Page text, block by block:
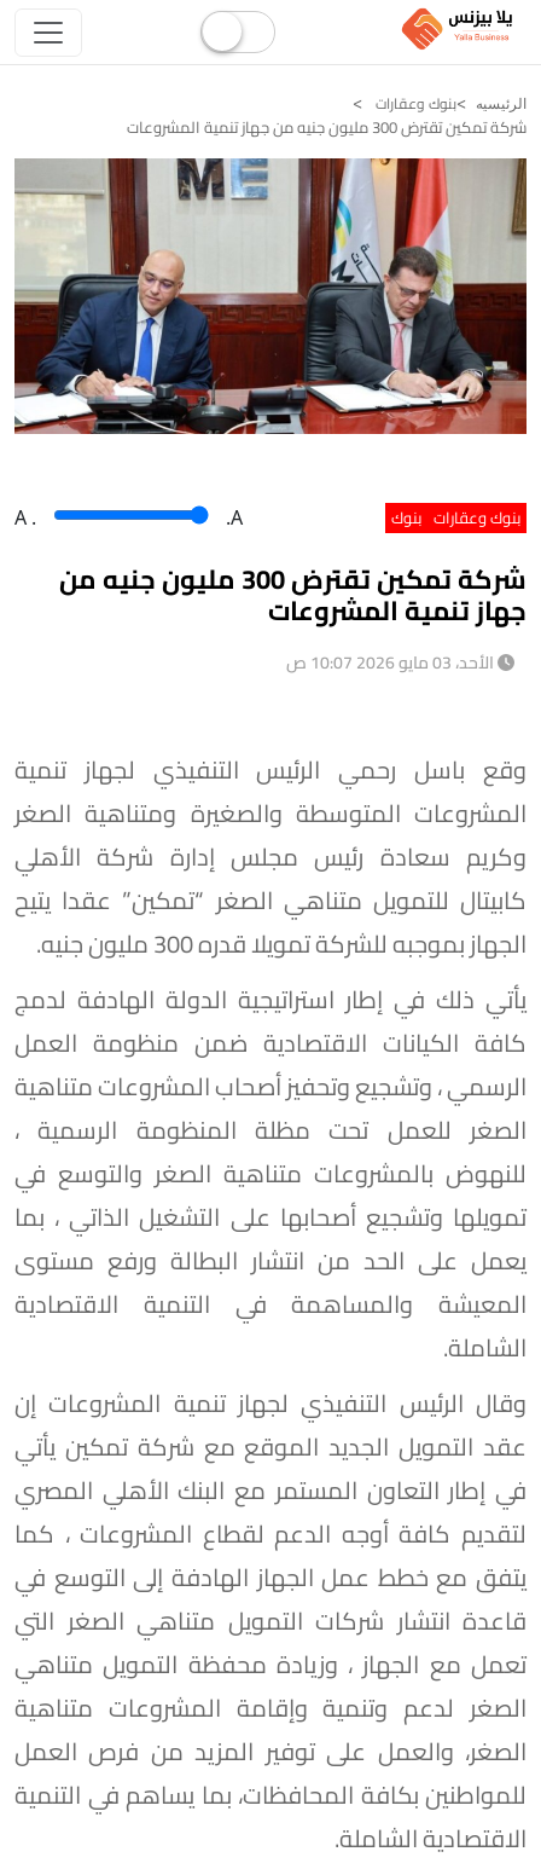
الرئيسيه بنوك وعقارات
شركة تمكين تقترض 300 مليون جنيه من جهاز تنمية المشروعات
بنوك وعقارات بنوك A . .A
شركة تمكين تقترض 300 مليون جنيه من
جهاز تنمية المشروعات
الأحد، 03 مايو 2026 10:07 ص
وقع باسل رحمي الرئيس التنفيذي لجهاز تنمية
المشروعات المتوسطة والصغيرة ومتناهية الصغر
وكريم سعادة رئيس مجلس إدارة شركة الأهلي
كابيتال للتمويل متناهي الصغر “تمكين” عقدا يتيح
الجهاز بموجبه للشركة تمويلا قدره 300 مليون جنيه.
يأتي ذلك في إطار استراتيجية الدولة الهادفة لدمج
كافة الكيانات الاقتصادية ضمن منظومة العمل
الرسمي ، وتشجيع وتحفيز أصحاب المشروعات متناهية
الصغر للعمل تحت مظلة المنظومة الرسمية ،
للنهوض بالمشروعات متناهية الصغر والتوسع في
تمويلها وتشجيع أصحابها على التشغيل الذاتي ، بما
يعمل على الحد من انتشار البطالة ورفع مستوى
المعيشة والمساهمة في التنمية الاقتصادية
الشاملة.
وقال الرئيس التنفيذي لجهاز تنمية المشروعات إن
عقد التمويل الجديد الموقع مع شركة تمكين يأتي
في إطار التعاون المستمر مع البنك الأهلي المصري
لتقديم كافة أوجه الدعم لقطاع المشروعات ، كما
يتفق مع خطط عمل الجهاز الهادفة إلى التوسع في
قاعدة انتشار شركات التمويل متناهي الصغر التي
تعمل مع الجهاز ، وزيادة محفظة التمويل متناهي
الصغر لدعم وتنمية وإقامة المشروعات متناهية
الصغر، والعمل على توفير المزيد من فرص العمل
للمواطنين بكافة المحافظات، بما يساهم في التنمية
الاقتصادية الشاملة.